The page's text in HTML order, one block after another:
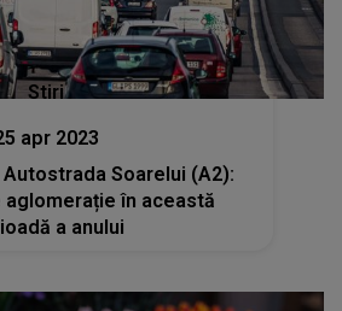
Stiri
apr 2023
Soarelui (A2):
aglomerație în această
a anului